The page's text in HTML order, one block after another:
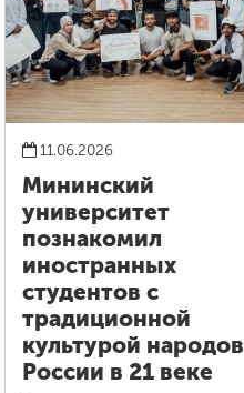
11.06.2026
Мининский
университет
познакомил
иностранных
студентов с
традиционной
культурой народов
России в 21 веке